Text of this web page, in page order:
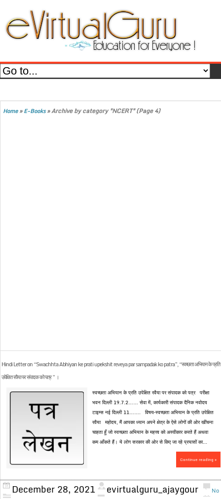
Home»E-Books»Archive by category "NCERT"(Page 4)
Hindi Letter on “Swachhta Abhiyan ke prati upekshit reveya par sampadak ko patra”, “स्वच्छता अभियान के प्रति
उपेक्षित रवैया पर संपादक को पत्र ” ।
स्वच्छता अभियान के प्रति उपेक्षित रवैया पर संपादक को पत्र परीक्षा
भवन दिल्ली 19.7.2…… सेवा में, कार्यकारी संपादक दैनिक नवोदय
टाइम्स नई दिल्ली 11……. विषय–स्वच्छता अभियान के प्रति उपेक्षित
रवैया महोदय, मैं आपका ध्यान अपने क्षेत्र के ऐसे लोगों की ओर खींचना
चाहता हूँ जो स्वच्छता अभियान के महत्त्व को अस्वीकार करते हैं अथवा
कम आँकते हैं। ये लोग सरकार की ओर से किए जा रहे प्रयासों का...
Continue reading »
December 28, 2021 evirtualguru_ajaygour
No